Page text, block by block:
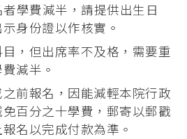
學費減半，請提供出生日
身份證以作核實。
，但出席率不及格，需要重
減半。
前報名，因能減輕本院行政
百分之十學費，郵寄以郵戳
名以完成付款為準。